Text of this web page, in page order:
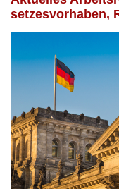
set­zes­vor­ha­ben,